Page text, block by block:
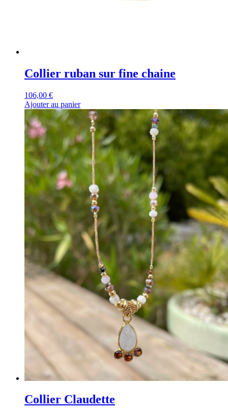
Collier ruban sur fine chaine
106,00 €
Ajouter au panier
Collier Claudette